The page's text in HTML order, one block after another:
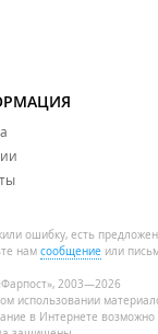
ошибку, есть
нам сообщение или
2003—2026
использовании
в Интернете